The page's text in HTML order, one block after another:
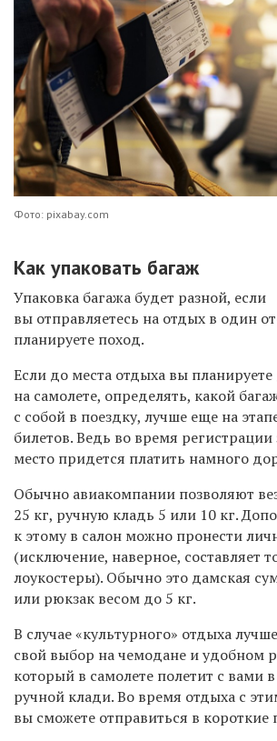
Фото: pixabay.com
Как упаковать багаж
Упаковка багажа будет разной, если
вы отправляетесь на отдых в один
планируете поход.
Если до места отдыха вы
на самолете, определять, какой
с собой в поездку, лучше еще на
билетов. Ведь во время регистрации
место придется платить намного
Обычно авиакомпании позволяют
25 кг, ручную кладь 5 или 10 кг.
к этому в салон можно пронести
(исключение, наверное, составляет
лоукостеры). Обычно это дамская
или рюкзак весом до 5 кг.
В случае «культурного» отдыха
свой выбор на чемодане и удобном
который в самолете полетит с вами в
ручной клади. Во время отдыха с
вы сможете отправиться в короткие